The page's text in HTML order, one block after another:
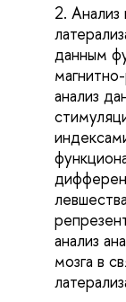
Анализ
данным
анализ
анализ
мозга в